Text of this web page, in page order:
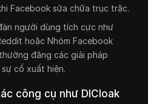
Facebook sửa chữa trục trặc.
người dùng tích cực như
hoặc Nhóm Facebook
đăng các giải pháp
cố xuất hiện.
công cụ như DICloak